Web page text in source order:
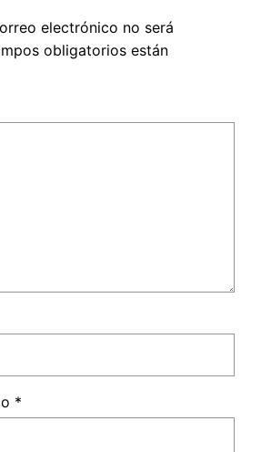
electrónico no será
obligatorios están
*